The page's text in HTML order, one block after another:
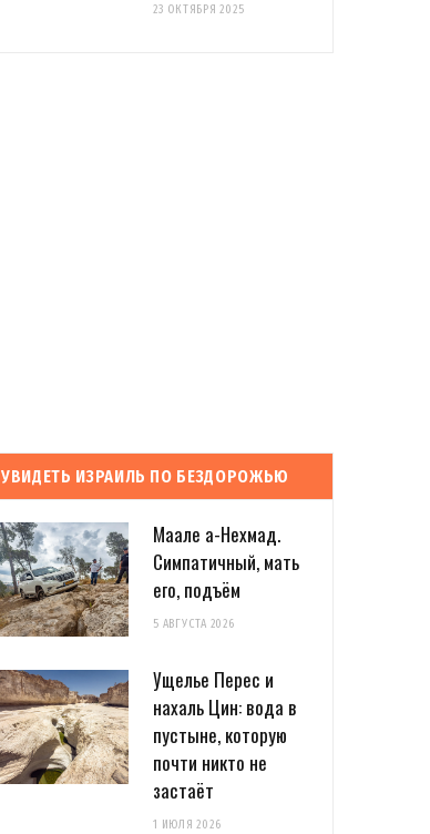
23 ОКТЯБРЯ 2025
УВИДЕТЬ ИЗРАИЛЬ ПО БЕЗДОРОЖЬЮ
Маале а-Нехмад.
Симпатичный, мать
его, подъём
5 АВГУСТА 2026
Ущелье Перес и
нахаль Цин: вода в
пустыне, которую
почти никто не
застаёт
1 ИЮЛЯ 2026